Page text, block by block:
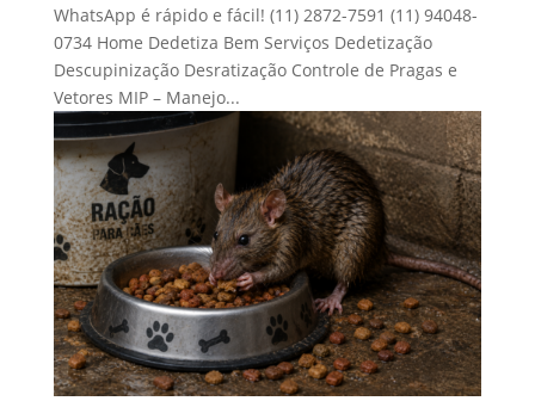
WhatsApp é rápido e fácil! (11) 2872-7591 (11) 94048-
0734 Home Dedetiza Bem Serviços Dedetização
Descupinização Desratização Controle de Pragas e
Vetores MIP – Manejo...